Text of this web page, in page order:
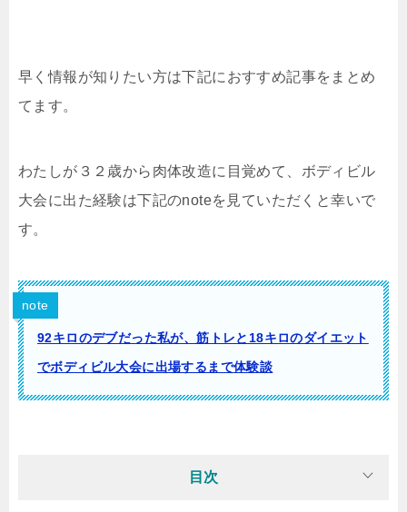
早く情報が知りたい方は下記におすすめ記事をまとめ
てます。
わたしが３２歳から肉体改造に目覚めて、ボディビル
大会に出た経験は下記のnoteを見ていただくと幸いで
す。
note
92キロのデブだった私が、筋トレと18キロのダイエット
でボディビル大会に出場するまで体験談
目次